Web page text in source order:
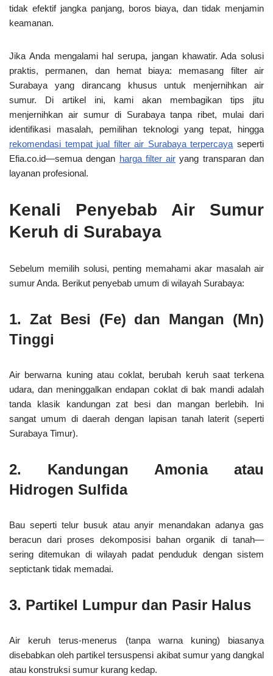
tidak efektif jangka panjang, boros biaya, dan tidak menjamin
keamanan.
Jika Anda mengalami hal serupa, jangan khawatir. Ada solusi
praktis, permanen, dan hemat biaya: memasang filter air
Surabaya yang dirancang khusus untuk menjernihkan air
sumur. Di artikel ini, kami akan membagikan tips jitu
menjernihkan air sumur di Surabaya tanpa ribet, mulai dari
identifikasi masalah, pemilihan teknologi yang tepat, hingga
rekomendasi tempat jual filter air Surabayaterpercaya seperti
Efia.co.id—semua dengan harga filter air yang transparan dan
layanan profesional.
Kenali Penyebab Air Sumur
Keruh di Surabaya
Sebelum memilih solusi, penting memahamiakar masalahair
sumur Anda. Berikut penyebab umum di wilayah Surabaya:
1. Zat Besi (Fe) dan Mangan (Mn)
Tinggi
Air berwarna kuning atau coklat, berubah keruh saat terkena
udara, dan meninggalkan endapan coklat di bak mandi adalah
tanda klasik kandungan zat besi dan mangan berlebih. Ini
sangat umum di daerah dengan lapisan tanah laterit (seperti
Surabaya Timur).
2. Kandungan Amonia atau
Hidrogen Sulfida
Bau seperti telur busuk atau anyir menandakan adanya gas
beracun dari proses dekomposisi bahan organik di tanah—
sering ditemukan di wilayah padat penduduk dengan sistem
septictank tidak memadai.
3. Partikel Lumpur dan Pasir Halus
Air keruh terus-menerus (tanpa warna kuning) biasanya
disebabkan oleh partikel tersuspensi akibat sumur yang dangkal
atau konstruksi sumur kurang kedap.